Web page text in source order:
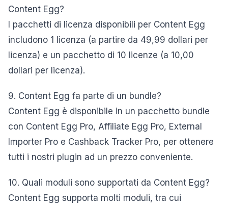
Content Egg?
I pacchetti di licenza disponibili per Content Egg
includono 1 licenza (a partire da 49,99 dollari per
licenza) e un pacchetto di 10 licenze (a 10,00
dollari per licenza).
9. Content Egg fa parte di un bundle?
Content Egg è disponibile in un pacchetto bundle
con Content Egg Pro, Affiliate Egg Pro, External
Importer Pro e Cashback Tracker Pro, per ottenere
tutti i nostri plugin ad un prezzo conveniente.
10. Quali moduli sono supportati da Content Egg?
Content Egg supporta molti moduli, tra cui